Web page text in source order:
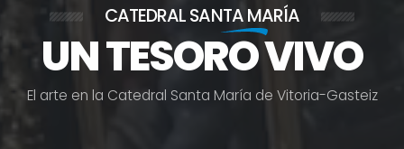
CATEDRALSANTA MARÍA
UN TESORO VIVO
El arte en la Catedral Santa María de Vitoria-Gasteiz